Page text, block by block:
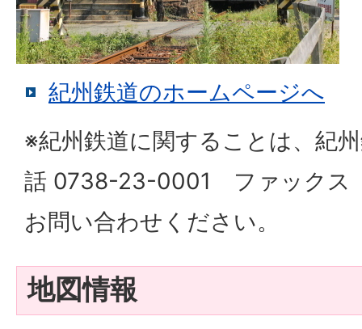
紀州鉄道のホームページへ
※紀州鉄道に関することは、紀
話 0738-23-0001 ファック
お問い合わせください。
地図情報